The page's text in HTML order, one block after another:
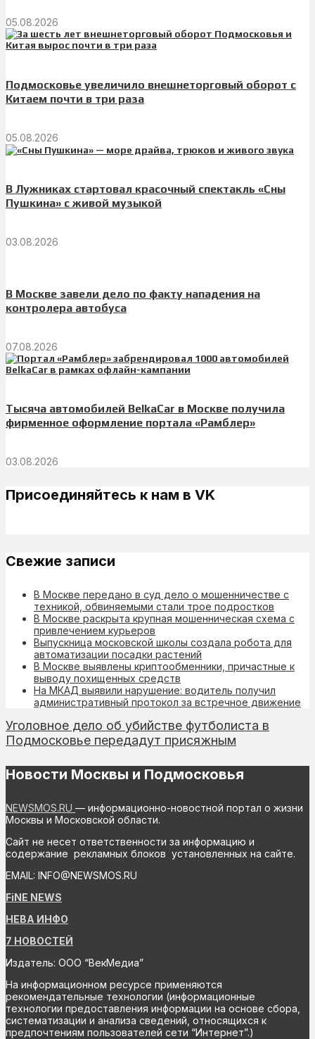
05.08.2026
Подмосковье увеличило внешнеторговый оборот с
Китаем почти в три раза
05.08.2026
В Лужниках стартовал красочный спектакль «Сны
Пушкина» с живой музыкой
03.08.2026
В Москве завели дело по факту нападения на
контролера автобуса
07.08.2026
Тысяча автомобилей BelkaCar в Москве получила
фирменное оформление портала «Рамблер»
03.08.2026
Присоединяйтесь к нам в VK
Свежие записи
В Москве передано в суд дело о мошенничестве с
техникой, обвиняемыми стали трое подростков
В Москве раскрыта крупная мошенническая схема с
привлечением курьеров
Выпускница московской школы создала робота для
автоматизации посадки растений
В Москве выявлены криптообменники, причастные к
выводу похищенных средств
На МКАД выявили нарушение: водитель получил
административный протокол за встречное движение
Уголовное дело об убийстве футболиста в
Подмосковье передадут присяжным
Новости Москвы и Подмосковья
NEWSMOS.RU — информационно-новостной портал о жизни
Москвы и Московской области.
Сайт не несет ответственности за информацию и
содержание рекламных блоков установленных на сайте.
EMAIL: INFO@NEWSMOS.RU
FiNE NEWS
НЕВА ИНФО
7 НОВОСТЕЙ
Издатель: ООО “ВекМедиа”
На информационном ресурсе применяются
рекомендательные технологии (информационные
технологии предоставления информации на основе сбора,
систематизации и анализа сведений, относящихся к
предпочтениям пользователей сети “Интернет”.)